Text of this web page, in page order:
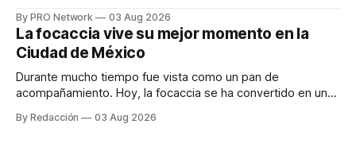
para los textos, alguien que supiera de publicidad digital
para encontrar prospectos, un vendedor para atender
llamadas y mensajes, y —con suerte— una persona
By PRO Network 03 Aug 2026
La focaccia vive su mejor momento en la
Ciudad de México
Durante mucho tiempo fue vista como un pan de
acompañamiento. Hoy, la focaccia se ha convertido en uno
artesanal, ingredientes de calidad y experiencias que
By Redacción 03 Aug 2026